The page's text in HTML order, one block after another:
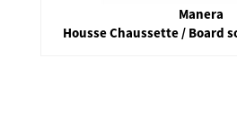
Manera
Housse Chaussette / Board